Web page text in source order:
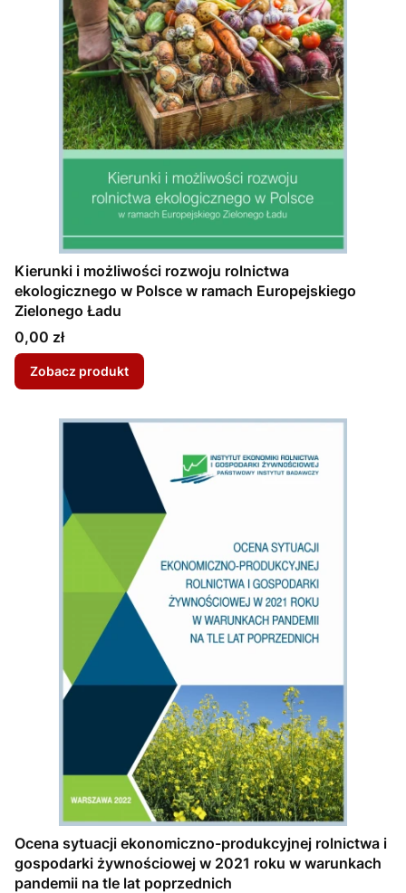
Kierunki i możliwości rozwoju rolnictwa
ekologicznego w Polsce w ramach Europejskiego
Zielonego Ładu
Cena
0,00 zł
Zobacz produkt
Ocena sytuacji ekonomiczno-produkcyjnej rolnictwa i
gospodarki żywnościowej w 2021 roku w warunkach
pandemii na tle lat poprzednich